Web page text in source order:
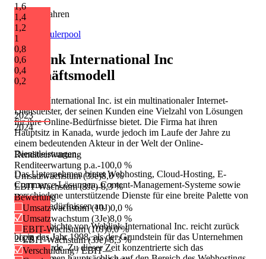
2023
2024
1,6
1,4
1,2
1
0,8
0,6
0,4
0,2
2023
Renditeerwartung
Renditeerwartung p.a.-100,0 %
Umsatzwachstum (3Je)8,0 %
EBIT-Wachstum (3Je)-8,3 %
Bewertung
Umsatzwachstum (10J)0,0 %
Umsatzwachstum (3Je)8,0 %
EBIT-Wachstum (10J)0,0 %
EBIT-Wachstum (3Je)-8,3 %
Verschuldung / EBIT—
0 von 2 Jahren
Quelle: Eulerpool
Weblink International Inc
Geschäftsmodell
Weblink International Inc. ist ein multinationaler Internet-
Dienstleister, der seinen Kunden eine Vielzahl von Lösungen
für ihre Online-Bedürfnisse bietet. Die Firma hat ihren
Hauptsitz in Kanada, wurde jedoch im Laufe der Jahre zu
einem bedeutenden Akteur in der Welt der Online-
Dienstleistungen.
Das Unternehmen bietet Webhosting, Cloud-Hosting, E-
Commerce-Lösungen, Content-Management-Systeme sowie
verschiedene unterstützende Dienste für eine breite Palette von
Kundenbedürfnissen an.
Die Geschichte von Weblink International Inc. reicht zurück
bis in das Jahr 1998, als der Grundstein für das Unternehmen
gelegt wurde. Zu dieser Zeit konzentrierte sich das